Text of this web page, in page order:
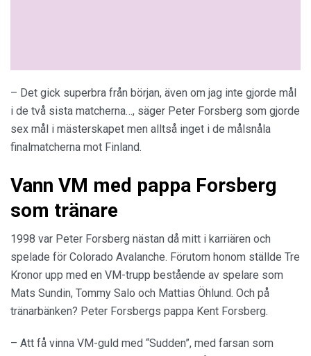
– Det gick superbra från början, även om jag inte gjorde mål
i de två sista matcherna…, säger Peter Forsberg som gjorde
sex mål i mästerskapet men alltså inget i de målsnåla
finalmatcherna mot Finland.
Vann VM med pappa Forsberg
som tränare
1998 var Peter Forsberg nästan då mitt i karriären och
spelade för Colorado Avalanche. Förutom honom ställde Tre
Kronor upp med en VM-trupp bestående av spelare som
Mats Sundin, Tommy Salo och Mattias Öhlund. Och på
tränarbänken? Peter Forsbergs pappa Kent Forsberg.
– Att få vinna VM-guld med “Sudden”, med farsan som